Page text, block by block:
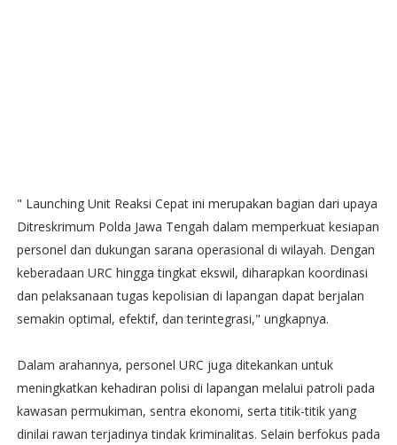
" Launching Unit Reaksi Cepat ini merupakan bagian dari upaya
Ditreskrimum Polda Jawa Tengah dalam memperkuat kesiapan
personel dan dukungan sarana operasional di wilayah. Dengan
keberadaan URC hingga tingkat ekswil, diharapkan koordinasi
dan pelaksanaan tugas kepolisian di lapangan dapat berjalan
semakin optimal, efektif, dan terintegrasi," ungkapnya.
Dalam arahannya, personel URC juga ditekankan untuk
meningkatkan kehadiran polisi di lapangan melalui patroli pada
kawasan permukiman, sentra ekonomi, serta titik-titik yang
dinilai rawan terjadinya tindak kriminalitas. Selain berfokus pada